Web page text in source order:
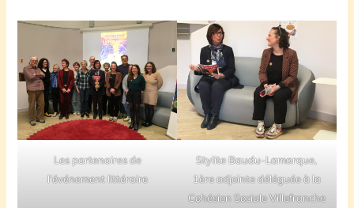
Les partenaires de
l’événement littéraire
Stylite Baudu-Lamarque,
1ère adjointe déléguée à la
Cohésion Sociale Villefranche